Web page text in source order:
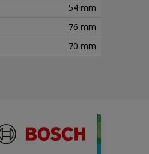
54 mm
76 mm
70 mm